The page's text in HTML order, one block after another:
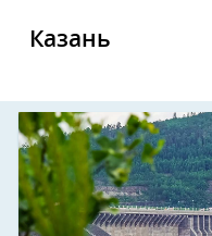
Казань